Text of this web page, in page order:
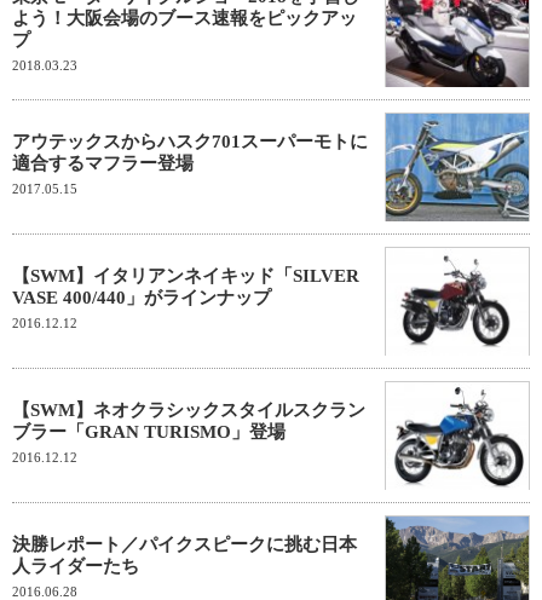
よう！大阪会場のブース速報をピックアッ
プ
2018.03.23
アウテックスからハスク701スーパーモトに
適合するマフラー登場
2017.05.15
【SWM】イタリアンネイキッド「SILVER
VASE 400/440」がラインナップ
2016.12.12
【SWM】ネオクラシックスタイルスクラン
ブラー「GRAN TURISMO」登場
2016.12.12
決勝レポート／パイクスピークに挑む日本
人ライダーたち
2016.06.28